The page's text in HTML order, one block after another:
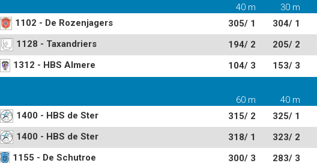
40 m 30 m
1102 - De Rozenjagers 305/ 1 304/ 1
1128 - Taxandriers 194/ 2 205/ 2
1312 - HBS Almere 104/ 3 153/ 3
60 m 40 m
1400 - HBS de Ster 315/ 2 325/ 1
1400 - HBS de Ster 318/ 1 323/ 2
1155 - De Schutroe 300/ 3 283/ 3